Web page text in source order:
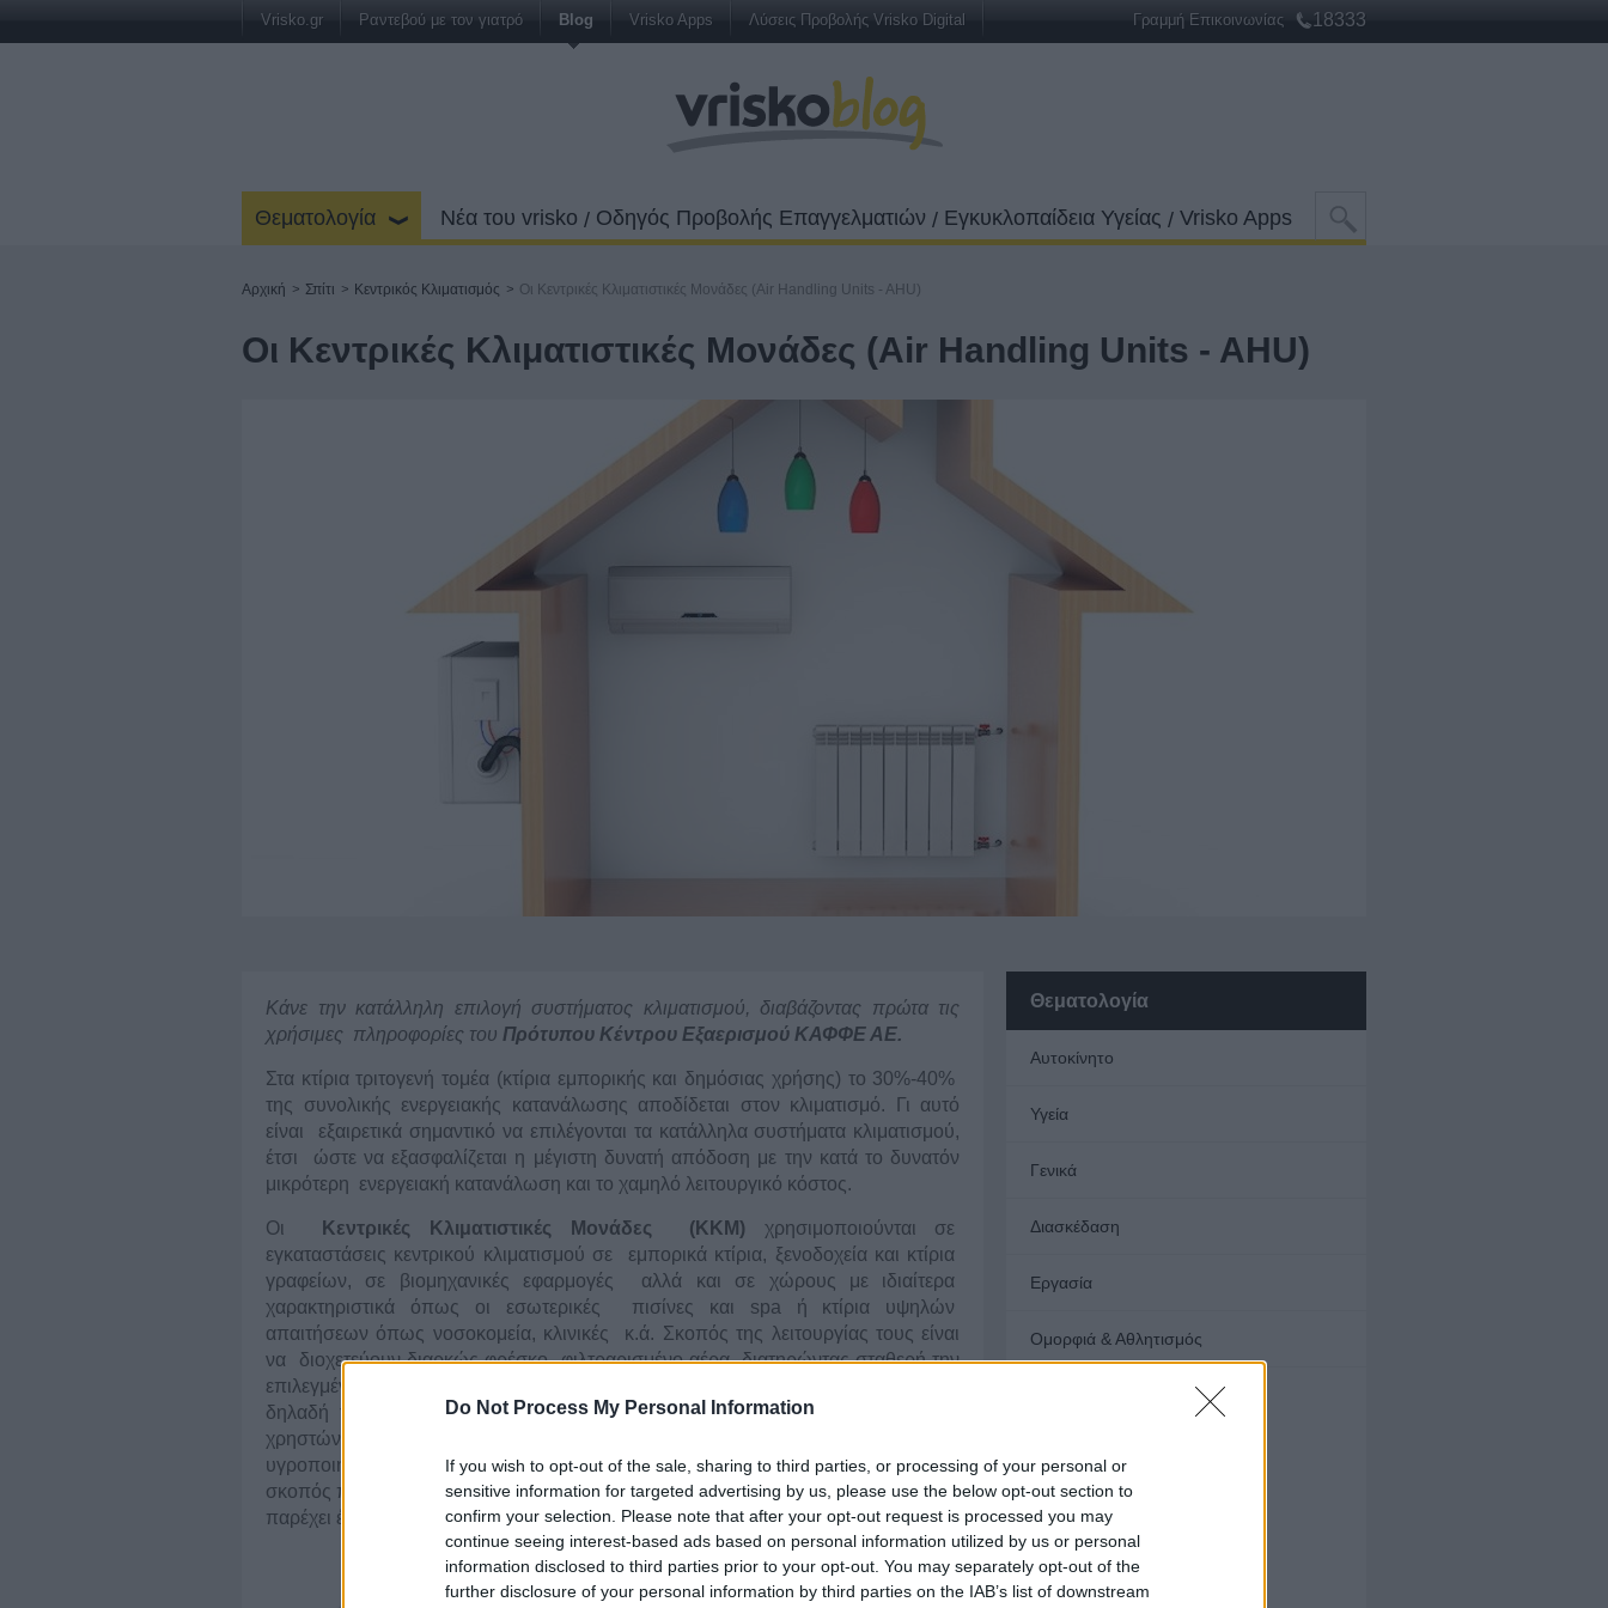
Do Not Process My Personal Information
If you wish to opt-out of the sale, sharing to third parties, or processing of your personal or
sensitive information for targeted advertising by us, please use the below opt-out section to
confirm your selection. Please note that after your opt-out request is processed you may
continue seeing interest-based ads based on personal information utilized by us or personal
information disclosed to third parties prior to your opt-out. You may separately opt-out of the
further disclosure of your personal information by third parties on the IAB’s list of downstream
Vrisko.gr Ραντεβού με τον γιατρό Blog Vrisko Apps Λύσεις Προβολής Vrisko Digital 18333
Γραμμή Επικοινωνίας
Θεματολογία Νέα του vrisko / Οδηγός Προβολής Επαγγελματιών / Εγκυκλοπαίδεια Υγείας / Vrisko Apps
Αρχική > Σπίτι > Κεντρικός Κλιματισμός > Οι Κεντρικές Κλιματιστικές Μονάδες (Air Handling Units - AHU)
Οι Κεντρικές Κλιματιστικές Μονάδες (Air Handling Units - AHU)
Κάνε την κατάλληλη επιλογή συστήματος κλιματισμού, διαβάζοντας πρώτα τις
χρήσιμες πληροφορίες του Πρότυπου Κέντρου Εξαερισμού ΚΑΦΦΕ ΑΕ.
Στα κτίρια τριτογενή τομέα (κτίρια εμπορικής και δημόσιας χρήσης) το 30%-40%
της συνολικής ενεργειακής κατανάλωσης αποδίδεται στον κλιματισμό. Γι αυτό
είναι εξαιρετικά σημαντικό να επιλέγονται τα κατάλληλα συστήματα κλιματισμού,
έτσι ώστε να εξασφαλίζεται η μέγιστη δυνατή απόδοση με την κατά το δυνατόν
μικρότερη ενεργειακή κατανάλωση και το χαμηλό λειτουργικό κόστος.
Οι Κεντρικές Κλιματιστικές Μονάδες (ΚΚΜ) χρησιμοποιούνται σε
εγκαταστάσεις κεντρικού κλιματισμού σε εμπορικά κτίρια, ξενοδοχεία και κτίρια
γραφείων, σε βιομηχανικές εφαρμογές αλλά και σε χώρους με ιδιαίτερα
χαρακτηριστικά όπως οι εσωτερικές πισίνες και spa ή κτίρια υψηλών
απαιτήσεων όπως νοσοκομεία, κλινικές κ.ά. Σκοπός της λειτουργίας τους είναι
να διοχετεύουν διαρκώς φρέσκο φιλτραρισμένο αέρα, διατηρώντας σταθερή την
επιλεγμένη θερμοκρασία εξασφαλίζοντας έτσι συνθήκες άνεσης και υγιεινής,
δηλαδή τη διατήρηση του μικροκλίματος στο χώρο κατά την απαίτηση των
χρηστών, ενώ παράλληλα προστατεύουν το κτίριο και τον εξοπλισμό του από
υγροποιήσεις και διασπορά μικροβίων και σκόνης. Έτσι εξασφαλίζεται ο ύψιστος
σκοπός που είναι η προστασία της υγείας των χρηστών, η άνεση και η ευεξία που
παρέχει ένας σωστά κλιματιζόμενος χώρος.
Θεματολογία
Αυτοκίνητο
Υγεία
Γενικά
Διασκέδαση
Εργασία
Ομορφιά & Αθλητισμός
Απολυμάνσεις
Αποφράξεις
Αρχιτέκτονες
Εναλλακτική Θέρμανση
Ενεργειακοί Επιθεωρητές